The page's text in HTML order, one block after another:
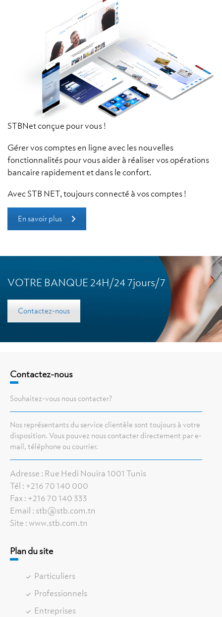
STBNet conçue pour vous !
Gérer vos comptes en ligne avec les nouvelles
fonctionnalités pour vous aider à réaliser vos opérations
bancaire rapidement et dans le confort.
Avec STB NET, toujours connecté à vos comptes !
En savoir plus
VOTRE BANQUE 24H/24 7jours/7
Contactez-nous
Contactez-nous
Souhaitez-vous nous contacter?
Nos représentants du service clientèle sont toujours à votre
disposition. Vous pouvez nous contacter directement par e-
mail, téléphone ou courrier.
Adresse : Rue Hedi Nouira 1001 Tunis
Tél : +216 70 140 000
Fax : +216 70 140 333
Email : stb@stb.com.tn
Site : www.stb.com.tn
Plan du site
Particuliers
Professionnels
Entreprises